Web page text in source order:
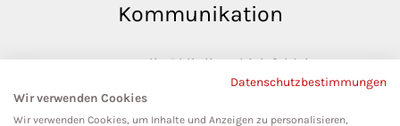
Kommunikation
pressestelle@klinikumbielefeld.de
Teutoburger Str. 50
33604 Bielefeld
Datenschutzbestimmungen
Wir verwenden Cookies
Wir verwenden Cookies, um Inhalte und Anzeigen zu personalisieren,